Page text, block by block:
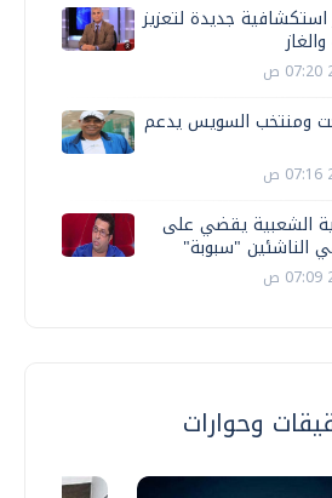
404 آبار استكشافية جديدة لتعزيز
ومنتخب السويس يدعم
الشعبية يقضي على
الناشئين "سبوبة"
وحوارات